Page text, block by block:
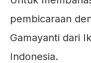
pembicaraan
Gamayanti dari
Indonesia.